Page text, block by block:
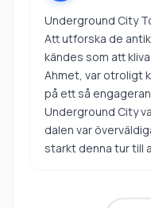
Underground City
Att utforska de
kändes som att
Ahmet, var otroligt
på ett så
Underground City
dalen var
starkt denna tur till